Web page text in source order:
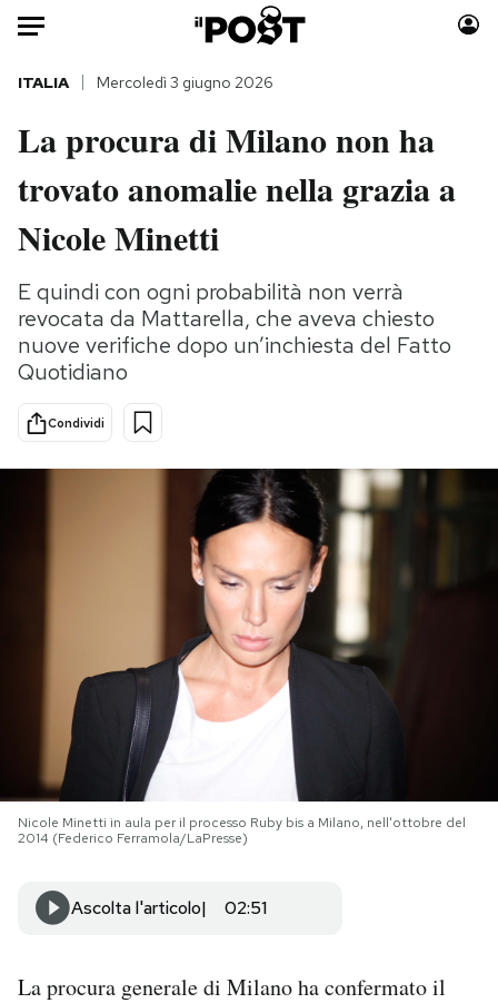
Auto
HOME
Italia
Politica
Tecnologia
Internet
Scienza
Cultura
Economia
Sport
Moda
Storie/Idee
Ok Boomer!
Media
I MIEI PREFERITI
SHOP
CALENDARIO
AREA PERSONALE
Newsletter
ITALIA Mercoledì 3 giugno 2026
La procura di Milano non ha
trovato anomalie nella grazia a
Nicole Minetti
E quindi con ogni probabilità non verrà
revocata da Mattarella, che aveva chiesto
nuove verifiche dopo un’inchiesta del Fatto
Quotidiano
Condividi
Nicole Minetti in aula per il processo Ruby bis a Milano, nell'ottobre del
2014 (Federico Ferramola/LaPresse)
Ascolta l'articolo 02:51
La procura generale di Milano ha confermato il